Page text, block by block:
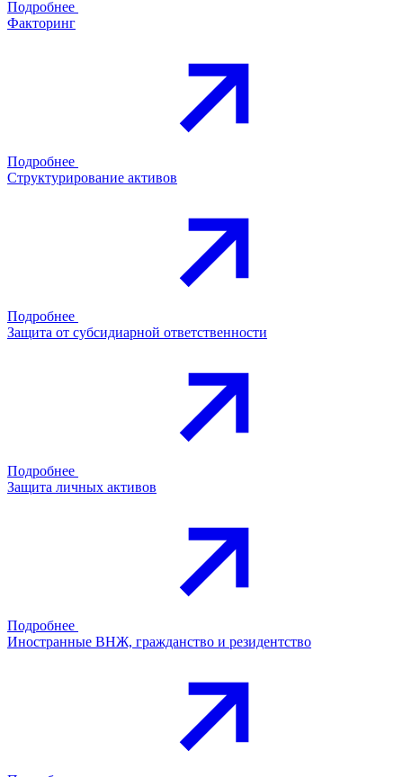
Подробнее
Факторинг
Подробнее
Структурирование активов
Подробнее
Защита от субсидиарной ответственности
Подробнее
Защита личных активов
Подробнее
Иностранные ВНЖ, гражданство и резидентство